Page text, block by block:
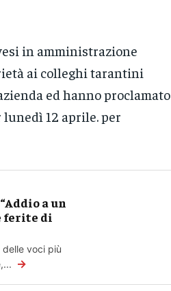
in amministrazione
ai colleghi tarantini
ed hanno proclamato
12 aprile. per
a un
ferite di
delle voci più
→